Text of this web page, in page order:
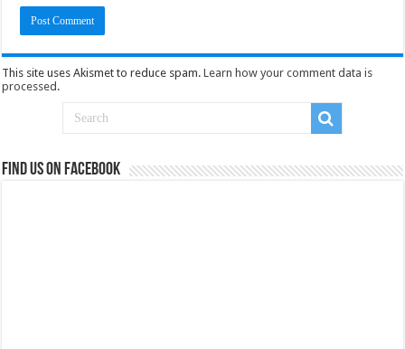
This site uses Akismet to reduce spam.Learn how your comment data is
processed.
Find us on Facebook